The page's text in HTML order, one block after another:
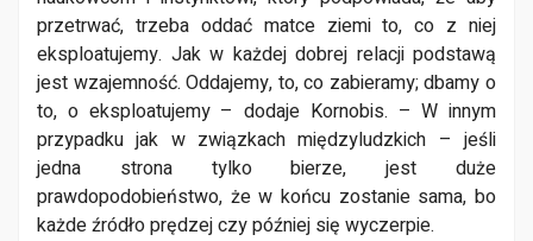
przetrwać, trzeba oddać matce ziemi to, co z niej
eksploatujemy. Jak w każdej dobrej relacji podstawą
jest wzajemność. Oddajemy, to, co zabieramy; dbamy o
to, o eksploatujemy – dodaje Kornobis. – W innym
przypadku jak w związkach międzyludzkich – jeśli
jedna strona tylko bierze, jest duże
prawdopodobieństwo, że w końcu zostanie sama, bo
każde źródło prędzej czy później się wyczerpie.